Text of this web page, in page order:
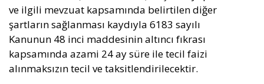
ve ilgili mevzuat kapsamında belirtilen diğer
şartların sağlanması kaydıyla 6183 sayılı
Kanunun 48 inci maddesinin altıncı fıkrası
kapsamında azami 24 ay süre ile tecil faizi
alınmaksızın tecil ve taksitlendirilecektir.